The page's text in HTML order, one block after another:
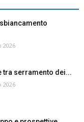
2026
tra serramento dei...
2026